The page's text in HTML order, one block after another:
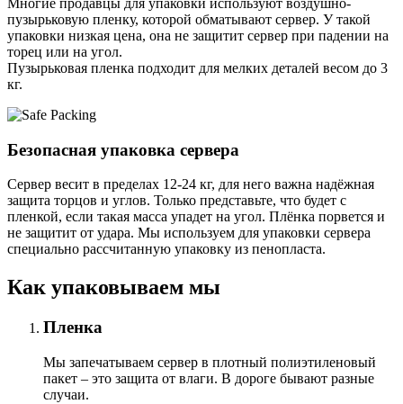
Многие продавцы для упаковки используют воздушно-
пузырьковую пленку, которой обматывают сервер. У такой
упаковки низкая цена, она не защитит сервер при падении на
торец или на угол.
Пузырьковая пленка подходит для мелких деталей весом до 3
кг.
Безопасная упаковка сервера
Сервер весит в пределах 12-24 кг, для него важна надёжная
защита торцов и углов. Только представьте, что будет с
пленкой, если такая масса упадет на угол. Плёнка порвется и
не защитит от удара. Мы используем для упаковки сервера
специально расcчитанную упаковку из пенопласта.
Как упаковываем мы
Пленка
Мы запечатываем сервер в плотный полиэтиленовый
пакет – это защита от влаги. В дороге бывают разные
случаи.